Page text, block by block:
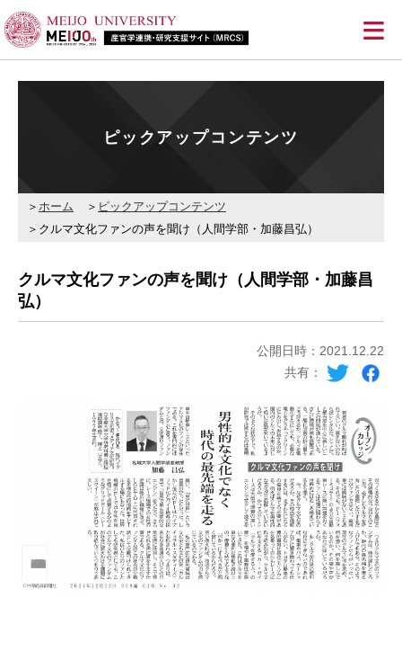
≡
ピックアップコンテンツ
ホーム
ピックアップコンテンツ
クルマ文化ファンの声を聞け（人間学部・加藤昌弘）
クルマ文化ファンの声を聞け（人間学部・加藤昌
弘）
公開日時：2021.12.22
共有：